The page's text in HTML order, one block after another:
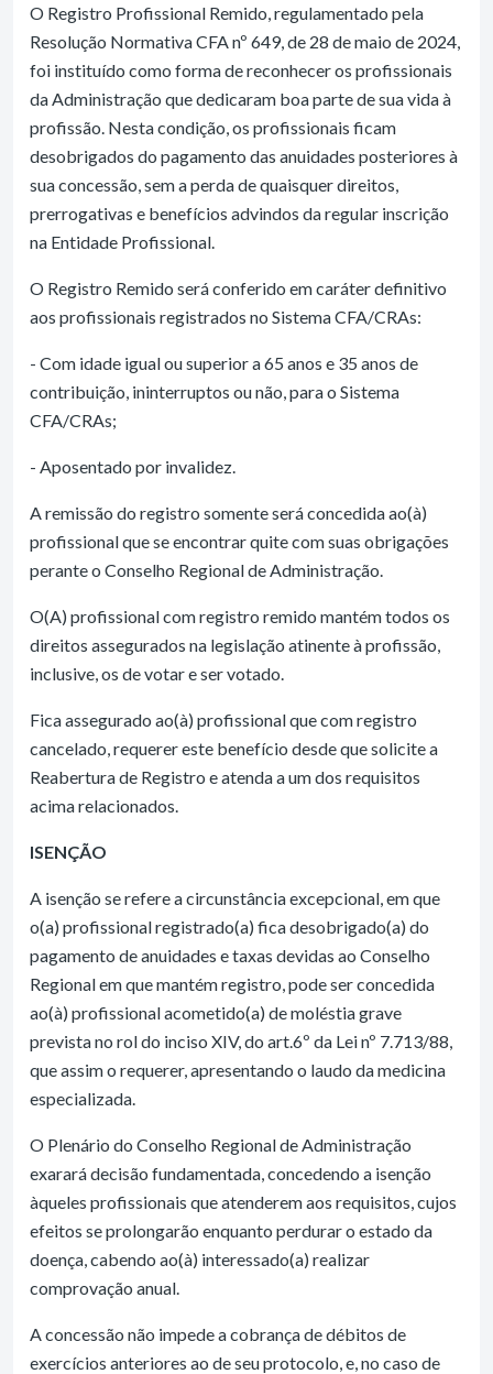
O Registro Profissional Remido, regulamentado pela
Resolução Normativa CFA nº 649, de 28 de maio de 2024,
foi instituído como forma de reconhecer os profissionais
da Administração que dedicaram boa parte de sua vida à
profissão. Nesta condição, os profissionais ficam
desobrigados do pagamento das anuidades posteriores à
sua concessão, sem a perda de quaisquer direitos,
prerrogativas e benefícios advindos da regular inscrição
na Entidade Profissional.
O Registro Remido será conferido em caráter definitivo
aos profissionais registrados no Sistema CFA/CRAs:
- Com idade igual ou superior a 65 anos e 35 anos de
contribuição, ininterruptos ou não, para o Sistema
CFA/CRAs;
- Aposentado por invalidez.
A remissão do registro somente será concedida ao(à)
profissional que se encontrar quite com suas obrigações
perante o Conselho Regional de Administração.
O(A) profissional com registro remido mantém todos os
direitos assegurados na legislação atinente à profissão,
inclusive, os de votar e ser votado.
Fica assegurado ao(à) profissional que com registro
cancelado, requerer este benefício desde que solicite a
Reabertura de Registro e atenda a um dos requisitos
acima relacionados.
ISENÇÃO
A isenção se refere a circunstância excepcional, em que
o(a) profissional registrado(a) fica desobrigado(a) do
pagamento de anuidades e taxas devidas ao Conselho
Regional em que mantém registro, pode ser concedida
ao(à) profissional acometido(a) de moléstia grave
prevista no rol do inciso XIV, do art.6º da Lei nº 7.713/88,
que assim o requerer, apresentando o laudo da medicina
especializada.
O Plenário do Conselho Regional de Administração
exarará decisão fundamentada, concedendo a isenção
àqueles profissionais que atenderem aos requisitos, cujos
efeitos se prolongarão enquanto perdurar o estado da
doença, cabendo ao(à) interessado(a) realizar
comprovação anual.
A concessão não impede a cobrança de débitos de
exercícios anteriores ao de seu protocolo, e, no caso de